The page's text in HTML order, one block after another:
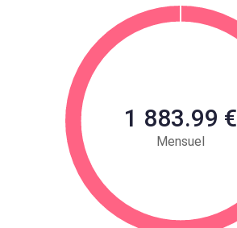
1 883.99 €
Mensuel